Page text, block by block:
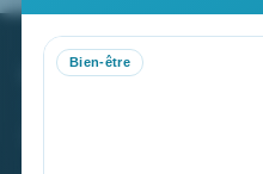
Bien-être
PROMENOCH GOODIES
Goodies Pubfrance est